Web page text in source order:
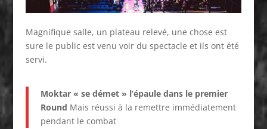
Magnifique salle, un plateau relevé, une chose est
sure le public est venu voir du spectacle et ils ont été
servi.
Moktar « se démet » l’épaule dans le premier
Round Mais réussi à la remettre immédiatement
pendant le combat